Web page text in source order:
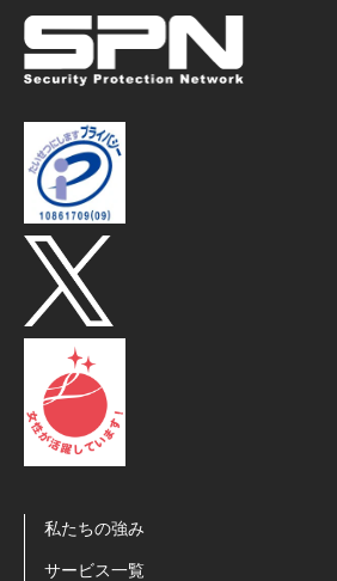
私たちの強み
サービス一覧